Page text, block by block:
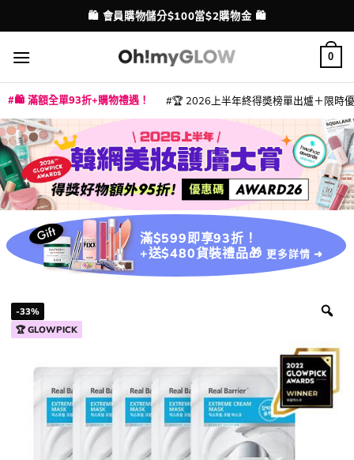
to
content
配送港澳
🛍️ 會員購物儲分$100當$2購物金 🛍️
💳 支援消費券、FPS、八達通、PAYME、信用卡付款
0
🛍️ 滿額全單93折+購物禮遇！ 🏆 2026上半年終得奬榜單出爐＋限時
滿$599即享93折！
+送$480貨裝禮品🎁 更多詳情 ➜
-33%
🏆 GLOWPICK